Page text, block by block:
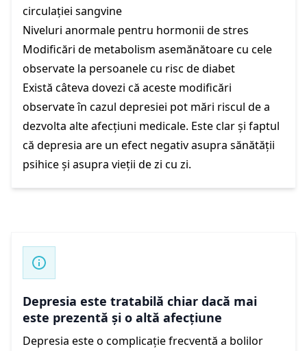
circulației sangvine
Niveluri anormale pentru hormonii de stres
Modificări de metabolism asemănătoare cu cele
observate la persoanele cu risc de diabet
Există câteva dovezi că aceste modificări
observate în cazul depresiei pot mări riscul de a
dezvolta alte afecțiuni medicale. Este clar și faptul
că depresia are un efect negativ asupra sănătății
psihice și asupra vieții de zi cu zi.
Depresia este tratabilă chiar dacă mai
este prezentă și o altă afecțiune
Depresia este o complicație frecventă a bolilor